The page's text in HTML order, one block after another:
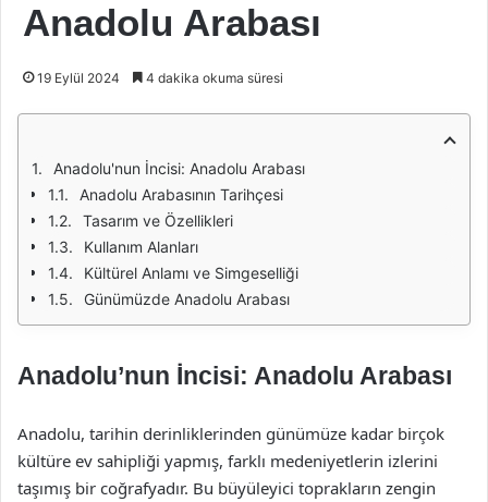
Anadolu Arabası
19 Eylül 2024 4 dakika okuma süresi
Anadolu'nun İncisi: Anadolu Arabası
Anadolu Arabasının Tarihçesi
Tasarım ve Özellikleri
Kullanım Alanları
Kültürel Anlamı ve Simgeselliği
Günümüzde Anadolu Arabası
Anadolu’nun İncisi: Anadolu Arabası
Anadolu, tarihin derinliklerinden günümüze kadar birçok
kültüre ev sahipliği yapmış, farklı medeniyetlerin izlerini
taşımış bir coğrafyadır. Bu büyüleyici toprakların zengin